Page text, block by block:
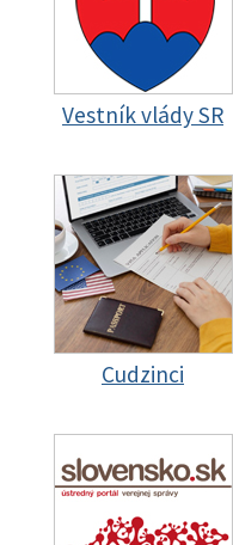
Vestník vlády SR
Cudzinci